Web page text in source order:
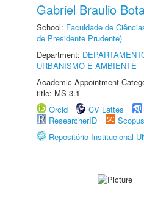
Gabriel Braulio
School: Faculdade de
de Presidente Prudente)
Department:
URBANISMO E AMBIENTE
Academic Appointment
title: MS-3.1
Orcid
CV Lattes
ResearcherID
Scopus
Repositório Institucional